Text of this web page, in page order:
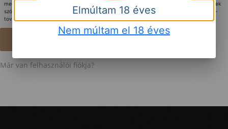
megismertettem. Vállalom, hogy az Adatkezelő által részemre megküldött, az érintettnek
szóló tájékoztatásokat szükség esetén az érintettnek – a lehető legrövidebb időn belül –
továbbítom.
Már van felhasználói fiókja?
Elmúltam 18 éves
Nem múltam el 18 éves